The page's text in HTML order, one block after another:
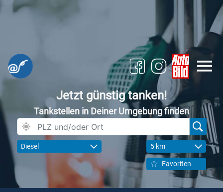
Jetzt günstig tanken!
Tankstellen in Deiner Umgebung finden
Diesel 5 km
Favoriten